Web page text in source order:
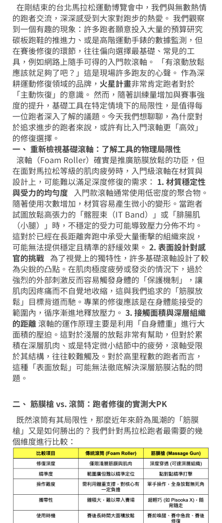
在剛結束的台北馬拉松運動博覽會中，我們與無數熱情
的跑者交流，深深感受到大家對跑步的熱愛。 我們觀察
到一個有趣的現象：許多跑者願意投入大量的預算研究
碳板跑鞋的推進力、或是高階運動手錶的數據監測，但
在賽後修復的環節，往往偏向選擇最基礎、常見的工
具，例如網路上隨手可得的入門款滾軸。
「有滾動放鬆
應該就足夠了吧？」這是現場許多跑友的心聲。 作為深
耕運動修復領域的品牌， 火星計畫非常肯定跑者對於
「主動恢復」的意識。 然而，隨著訓練量增加與賽事強
度的提升，基礎工具在特定情境下的局限性，是值得每
一位跑者深入了解的議題。今天我們想聊聊，為什麼對
於追求進步的跑者來說，或許有比入門滾軸更「高效」
的修復選擇。
一、 重新檢視基礎滾軸：了解工具的物理局限性
滾軸（Foam Roller）確實是推廣筋膜放鬆的功臣，但
在面對馬拉松等級的肌肉疲勞時，入門級滾軸在材質與
設計上，可能難以滿足深度修復的需求： 1. 材質穩定性
與受力的均勻度
入門款滾軸通常使用低密度的聚合物。
隨著使用次數增加，材質容易產生微小的變形。當跑者
試圖放鬆高張力的「髂脛束（IT Band）」或「腓腸肌
（小腿）」時，不穩定的受力可能導致壓力分佈不均。
這對於已經在長距離奔跑中承受大量衝擊的組織來說，
可能無法提供穩定且精準的舒緩效果。 2. 表面設計對感
官的挑戰 為了視覺上的獨特性，許多基礎滾軸設計了較
為尖銳的凸點。在肌肉極度疲勞或發炎的情況下，過於
強烈的外部刺激反而容易觸發身體的「保護機制」，讓
肌肉因疼痛而不自覺地收縮，這與我們追求的「筋膜放
鬆」目標背道而馳。專業的修復應該是在身體能接受的
範圍內，循序漸進地釋放壓力。 3. 接觸面積與深層組織
的距離 滾軸的運作原理主要是利用「自身體重」進行大
面積的壓迫。這對於淺層的放鬆非常有幫助，但對於累
積在深層肌肉、或是特定微小結節中的疲勞，滾軸受限
於其結構，往往較難觸及。對於高里程數的跑者而言，
這種「表面放鬆」可能無法徹底解決深層筋膜沾黏的問
題。
二、 筋膜槍 vs. 滾筒：跑者修復的實測大PK
既然滾筒有其局限性，那麼近年來蔚為風潮的「筋膜
槍」又是如何勝出的？我們針對馬拉松跑者最需要的幾
個維度進行比較：